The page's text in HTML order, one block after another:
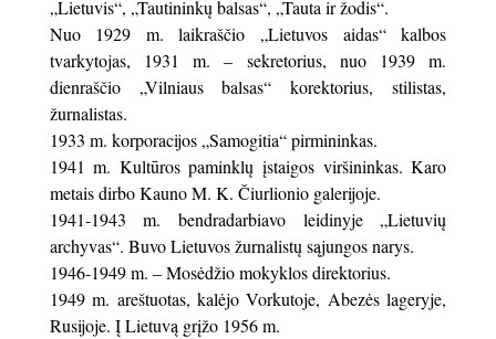
„Lietuvis“, „Tautininkų balsas“, „Tauta ir žodis“.
Nuo 1929 m. laikraščio „Lietuvos aidas“ kalbos
tvarkytojas, 1931 m. – sekretorius, nuo 1939 m.
dienraščio „Vilniaus balsas“ korektorius, stilistas,
žurnalistas.
1933 m. korporacijos „Samogitia“ pirmininkas.
1941 m. Kultūros paminklų įstaigos viršininkas. Karo
metais dirbo Kauno M. K. Čiurlionio galerijoje.
1941-1943 m. bendradarbiavo leidinyje „Lietuvių
archyvas“. Buvo Lietuvos žurnalistų sąjungos narys.
1946-1949 m. – Mosėdžio mokyklos direktorius.
1949 m. areštuotas, kalėjo Vorkutoje, Abezės lageryje,
Rusijoje. Į Lietuvą grįžo 1956 m.